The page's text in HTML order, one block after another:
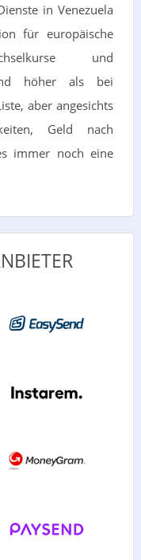
in Venezuela
für europäische
und
höher als bei
aber angesichts
Geld nach
immer noch eine